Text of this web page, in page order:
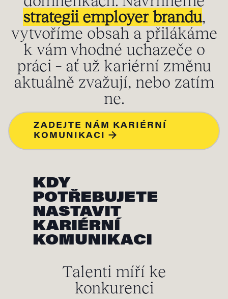
strategii employer brandu,
vytvoříme obsah a přilákáme
k vám vhodné uchazeče o
práci – ať už kariérní změnu
aktuálně zvažují, nebo zatím
ne.
ZADEJTE NÁM KARIÉRNÍ
KOMUNIKACI →
KDY
POTŘEBUJETE
NASTAVIT
KARIÉRNÍ
KOMUNIKACI
Talenti míří ke
konkurenci